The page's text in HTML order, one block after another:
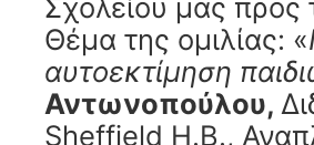
Σχολείου μας προς
Θέμα της ομιλίας: «
αυτοεκτίμηση
Αντωνοπούλου,
Sheffield Η.Β.,